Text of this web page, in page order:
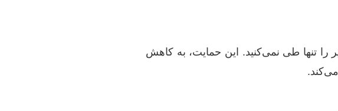
تنها طی نمی‌کنید. این حمایت، به کاهش